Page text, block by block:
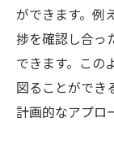
ができます。例
捗を確認し合っ
できます。この
図ることができ
計画的なアプロ